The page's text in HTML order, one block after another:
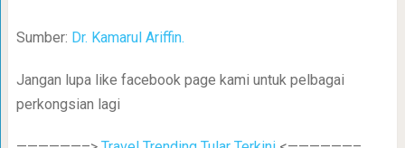
Sumber: Dr. Kamarul Ariffin.
Jangan lupa like facebook page kami untuk pelbagai
perkongsian lagi